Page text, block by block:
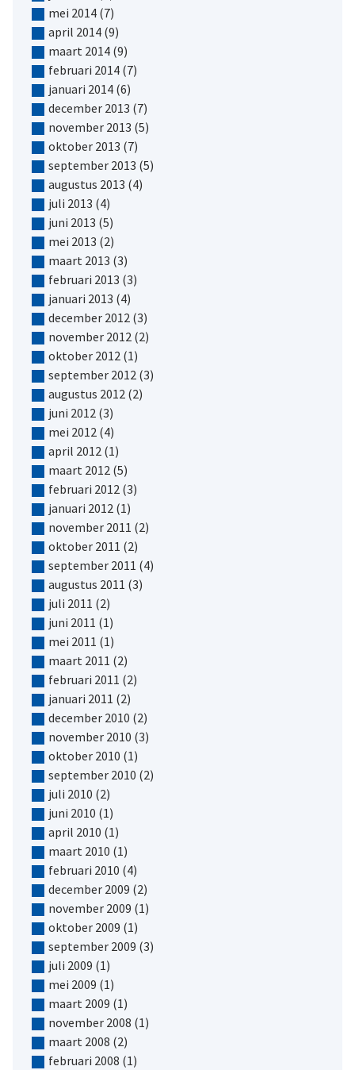
mei 2014(7)
april 2014(9)
maart 2014(9)
februari 2014(7)
januari 2014(6)
december 2013 (7)
november 2013 (5)
oktober 2013 (7)
september 2013 (5)
augustus 2013 (4)
juli 2013 (4)
juni 2013 (5)
mei 2013 (2)
maart 2013 (3)
februari 2013 (3)
januari 2013 (4)
december 2012 (3)
november 2012 (2)
oktober 2012 (1)
september 2012 (3)
augustus 2012 (2)
juni 2012 (3)
mei 2012 (4)
april 2012 (1)
maart 2012 (5)
februari 2012 (3)
januari 2012 (1)
november 2011 (2)
oktober 2011 (2)
september 2011 (4)
augustus 2011 (3)
juli 2011 (2)
juni 2011 (1)
mei 2011 (1)
maart 2011 (2)
februari 2011 (2)
januari 2011 (2)
december 2010 (2)
november 2010 (3)
oktober 2010 (1)
september 2010 (2)
juli 2010 (2)
juni 2010 (1)
april 2010 (1)
maart 2010 (1)
februari 2010 (4)
december 2009 (2)
november 2009 (1)
oktober 2009 (1)
september 2009 (3)
juli 2009 (1)
mei 2009 (1)
maart 2009 (1)
november 2008 (1)
maart 2008 (2)
februari 2008 (1)